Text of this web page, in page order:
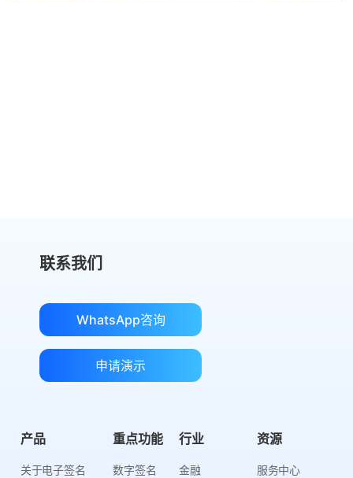
联系我们
WhatsApp咨询
申请演示
产品
关于电子签名
重点功能
数字签名
行业
金融
资源
服务中心